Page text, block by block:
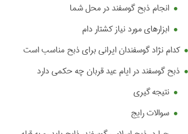
انجام ذبح گوسفند در محل شما
ابزارهای مورد نیاز کشتار دام
کدام نژاد گوسفندان ایرانی برای ذبح مناسب است
ذبح گوسفند در ایام عید قربان چه حکمی دارد
نتیجه گیری
سوالات رایج